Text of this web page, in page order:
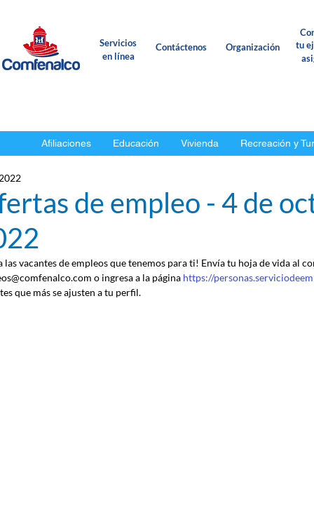
Servicios
en línea
Contáctenos Organización
tu
Afiliaciones Educación Vivienda Recreación y
de empleo - 4 de
las vacantes de empleos que tenemos para ti! Envía tu hoja de vida al
o ingresa a la página https://
que más se ajusten a tu perfil.